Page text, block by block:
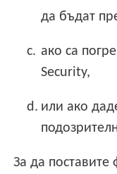
да бъдат
c. ако са
Security,
d. или ако
За да